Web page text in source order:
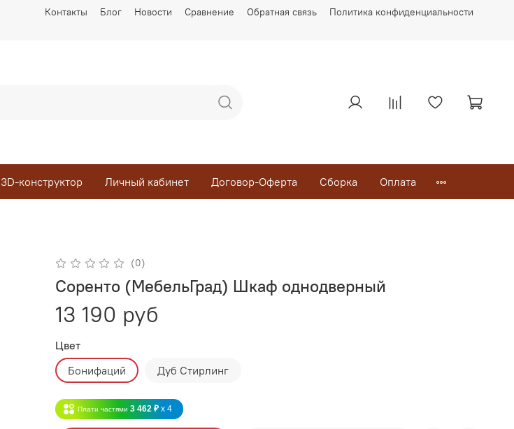
Контакты Блог Новости Сравнение Обратная связь Политика конфиденциальности
3D-конструктор Личный кабинет Договор-Оферта Сборка Оплата
(0)
Соренто (МебельГрад) Шкаф однодверный
13 190 руб
Цвет
Бонифаций
Дуб Стирлинг
Плати частями 3 462 ₽ x 4